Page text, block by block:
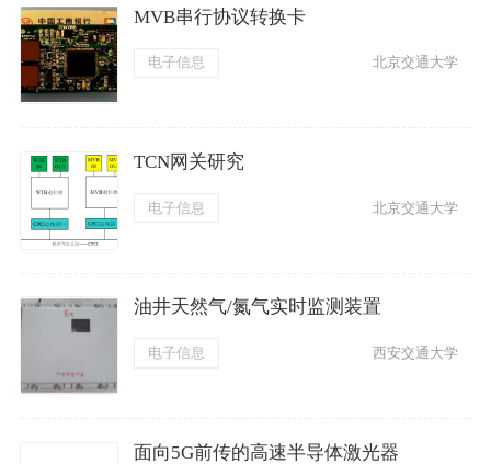
MVB串行协议转换卡
电子信息 北京交通大学
TCN网关研究
电子信息 北京交通大学
油井天然气/氮气实时监测装置
电子信息 西安交通大学
面向5G前传的高速半导体激光器